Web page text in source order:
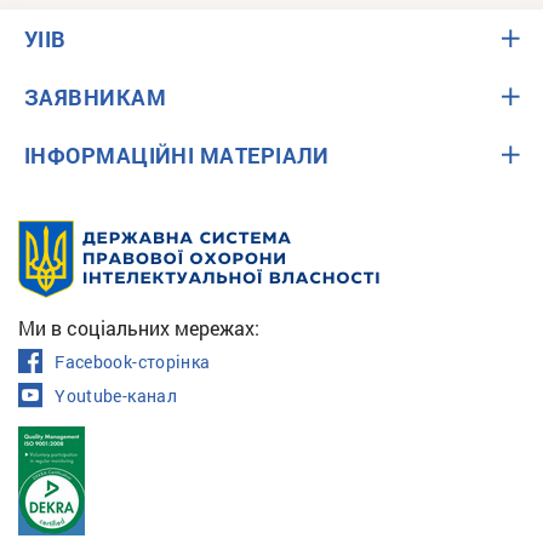
УІІВ
ЗАЯВНИКАМ
ІНФОРМАЦІЙНІ МАТЕРІАЛИ
Ми в соціальних мережах:
Facebook-сторінка
Youtube-канал